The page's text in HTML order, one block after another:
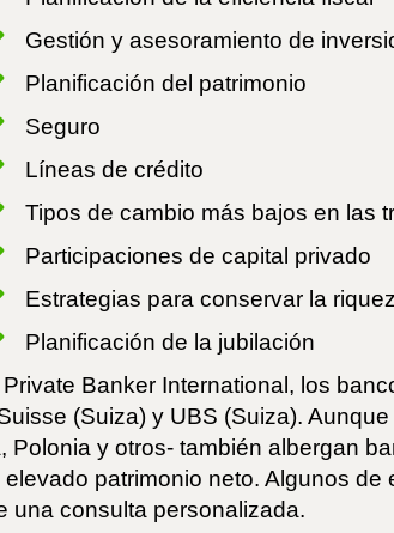
Gestión y asesoramiento de
Planificación del patrimonio
Seguro
Líneas de crédito
Tipos de cambio más bajos en las
Participaciones de capital privado
Estrategias para conservar la
Planificación de la jubilación
Banker International, los
(Suiza) y UBS (Suiza).
Polonia y otros- también albergan
patrimonio neto. Algunos
una consulta personalizada.